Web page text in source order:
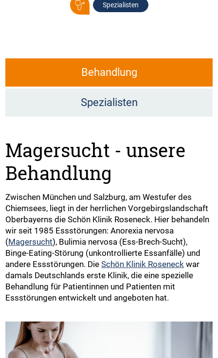
Spezialisten
Behandlung
Spezialisten
Magersucht - unsere
Behandlung
Zwischen München und Salzburg, am Westufer des
Chiemsees, liegt in der herrlichen Vorgebirgslandschaft
Oberbayerns die Schön Klinik Roseneck. Hier behandeln
wir seit 1985 Essstörungen: Anorexia nervosa
(Magersucht), Bulimia nervosa (Ess-Brech-Sucht),
Binge-Eating-Störung (unkontrollierte Essanfälle) und
andere Essstörungen. DieSchön Klinik Roseneck war
damals Deutschlands erste Klinik, die eine spezielle
Behandlung für Patientinnen und Patienten mit
Essstörungen entwickelt und angeboten hat.